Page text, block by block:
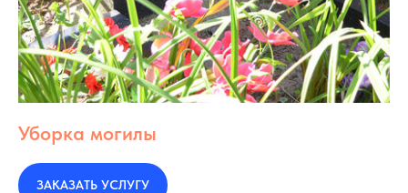
Уборка могилы
ЗАКАЗАТЬ УСЛУГУ